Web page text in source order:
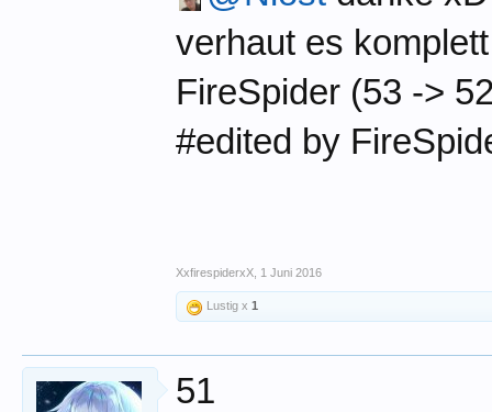
verhaut es
FireSpider (53 ->
#edited by
XxfirespiderxX 1 Juni 2016
Lustig x 1
51